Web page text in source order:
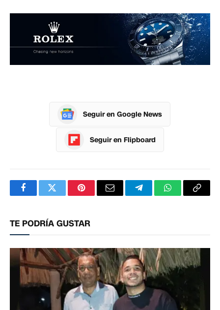
Seguir en Google News
Seguir en Flipboard
FacebookTwitterPinterestCorreoTelegramWhatsApp
TE PODRÍA GUSTAR